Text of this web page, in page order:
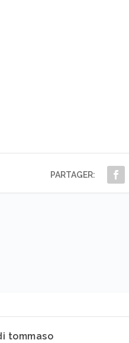
PARTAGER:
tommaso